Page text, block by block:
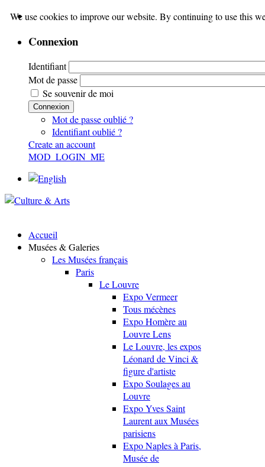
Connexion
Identifiant
Mot de passe
Se souvenir de moi
Connexion
Mot de passe oublié ?
Identifiant oublié ?
Create an account
MOD_LOGIN_ME
Accueil
Musées & Galeries
Les Musées français
Paris
Le Louvre
Expo Vermeer
Tous mécènes
Expo Homère au
Louvre Lens
Le Louvre, les expos
Léonard de Vinci &
figure d'artiste
Expo Soulages au
Louvre
Expo Yves Saint
Laurent aux Musées
parisiens
Expo Naples à Paris,
Musée de
We use cookies to improve our website. By continuing to use this